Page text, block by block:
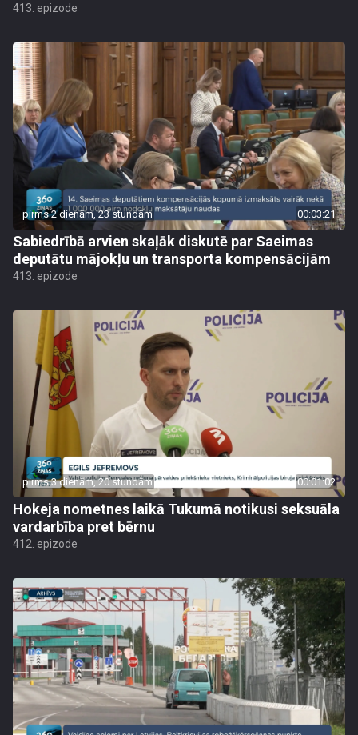
413. epizode
pirms 2 dienām, 23 stundām 00:03:21
Sabiedrībā arvien skaļāk diskutē par Saeimas
deputātu mājokļu un transporta kompensācijām
413. epizode
pirms 3 dienām, 20 stundām 00:01:02
Hokeja nometnes laikā Tukumā notikusi seksuāla
vardarbība pret bērnu
412. epizode